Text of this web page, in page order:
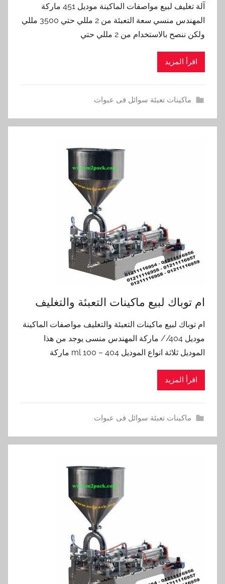
آلة تغليف لبيع مواصفات الماكينة موديل 451 ماركة
المهندس منسي سعة التعبئة من 2 مللي حتي 3500 مللي
ولكن ننصح بالاستخدام من 2 مللي حتي
اقرأ المزيد
ماكينات تعبئة سوائل فى عبوات
ام توباك لبيع ماكينات التعبئة والتغليف
ام توباك لبيع ماكينات التعبئة والتغليف مواصفات الماكينة
موديل 404// ماركة المهندس منسى يوجد من هذا
الموديل ثلاثة انواع الموديل 404 – 100 ml ماركة
اقرأ المزيد
ماكينات تعبئة سوائل فى عبوات